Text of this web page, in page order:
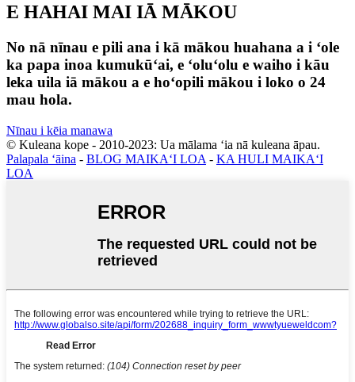
E HAHAI MAI IĀ MĀKOU
No nā nīnau e pili ana i kā mākou huahana a i ʻole
ka papa inoa kumukūʻai, e ʻoluʻolu e waiho i kāu
leka uila iā mākou a e hoʻopili mākou i loko o 24
mau hola.
Nīnau i kēia manawa
© Kuleana kope - 2010-2023: Ua mālama ʻia nā kuleana āpau.
Palapala ʻāina - BLOG MAIKAʻI LOA - KA HULI MAIKAʻI
LOA